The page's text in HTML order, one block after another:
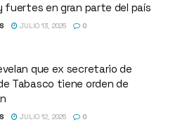
fuertes en gran parte del país
JULIO 13, 2025 0
que ex secretario de
Tabasco tiene orden de
JULIO 12, 2025 0